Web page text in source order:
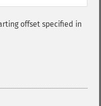
offset specified in